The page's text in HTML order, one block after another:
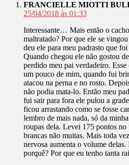
FRANCIELLE MIOTTI
25/04/2018 às 01:33
Interessante… Mais então o
maltratado? Por que ele se
deu ele para meu padrasto que
Quando chegou ele não gostou
perdido meu pai verdadeiro.
um pouco de mim, quando fui
atacou na perna e no rosto.
não podia mata-lo. Então meu
fui sair para fora ele pulou a
ficou arrastando como se fosse
lembro de mais nada, só da
roupas dela. Levei 175 pontos
brancas não muitas. Mais toda
nervosa aumenta o volume
porquê? Por que eu tenho tanta